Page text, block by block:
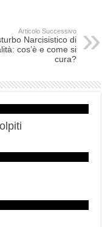
Articolo Successivo
Narcisistico di
cos’è e come si
cura?